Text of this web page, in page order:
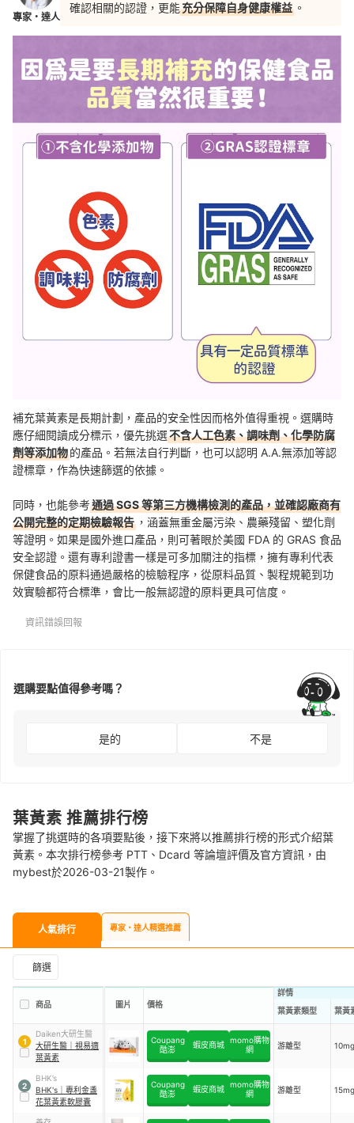
專家・達人
確認相關的認證，更能充分保障自身健康權益 。
補充葉黃素是長期計劃，產品的安全性因而格外值得重視。選購時
應仔細閱讀成分標示，優先挑選不含人工色素、調味劑、化學防腐
劑等添加物的產品。若無法自行判斷，也可以認明 A.A.無添加等認
證標章，作為快速篩選的依據。
同時，也能參考通過 SGS 等第三方機構檢測的產品，並確認廠商有
公開完整的定期檢驗報告 ，涵蓋無重金屬污染、農藥殘留、塑化劑
等證明。如果是國外進口產品，則可著眼於美國 FDA 的 GRAS 食品
安全認證。還有專利證書一樣是可多加關注的指標，擁有專利代表
保健食品的原料通過嚴格的檢驗程序，從原料品質、製程規範到功
效實驗都符合標準，會比一般無認證的原料更具可信度。
資訊錯誤回報
選購要點值得參考嗎？
是的 不是
葉黃素 推薦排行榜
掌握了挑選時的各項要點後，接下來將以推薦排行榜的形式介紹葉
黃素。本次排行榜參考 PTT、Dcard 等論壇評價及官方資訊，由
mybest於2026-03-21製作。
人氣排行 專家・達人精選推薦
篩選
商品 圖片 價格
詳情
葉黃素類型
葉黃
1
Daiken大研生醫
大研生醫
視易適
葉黃素
Coupang
酷澎
蝦皮商城 momo購物
網
游離型 10mg
2
BHK’s
BHK's
專利金盞
花葉黃素軟膠囊
Coupang
酷澎
蝦皮商城 momo購物
網
游離型 15mg